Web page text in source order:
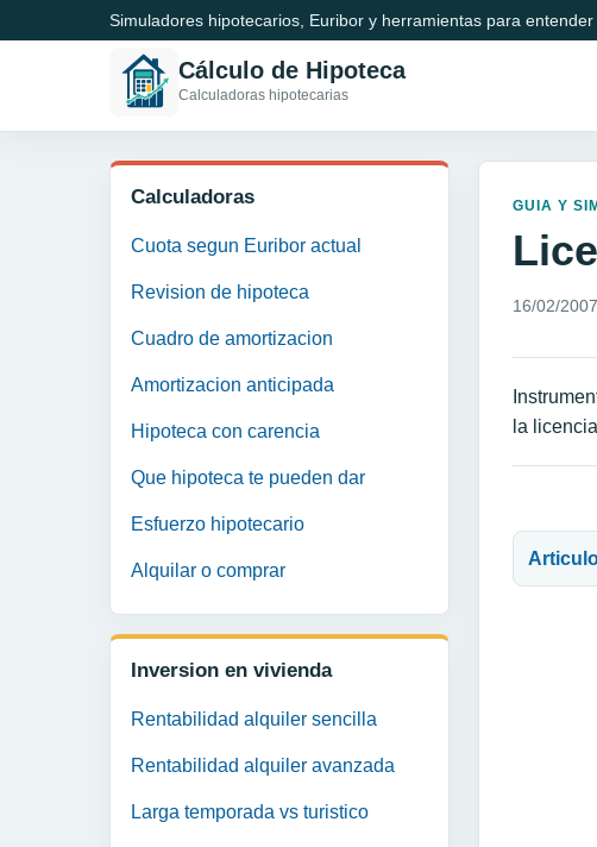
Simuladores hipotecarios, Euribor y herramientas para entender
Cálculo de Hipoteca
Calculadoras hipotecarias
Calculadoras
Cuota segun Euribor actual
Revision de hipoteca
Cuadro de amortizacion
Amortizacion anticipada
Hipoteca con carencia
Que hipoteca te pueden dar
Esfuerzo hipotecario
Alquilar o comprar
Inversion en vivienda
Rentabilidad alquiler sencilla
Rentabilidad alquiler avanzada
Larga temporada vs turistico
GUIA Y
16/02/2007
la